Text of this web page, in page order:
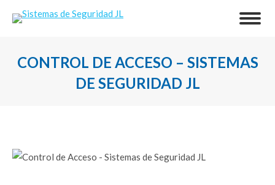
CONTROL DE ACCESO – SISTEMAS
DE SEGURIDAD JL